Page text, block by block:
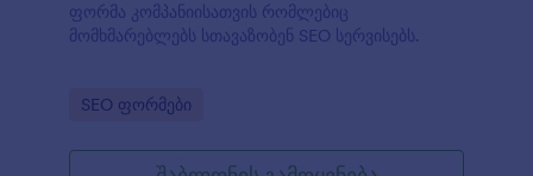
ფორმა კომპანიისათვის რომლებიც
მომხმარებლებს სთავაზობენ SEO სერვისებს.
Go to Category:
SEO ფორმები